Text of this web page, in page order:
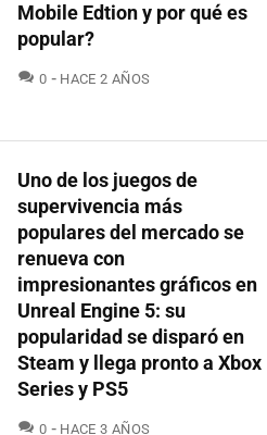
Mobile Edtion y por qué es
popular?
0 COMENTARIOS
HACE 2 AÑOS
Uno de los juegos de
supervivencia más
populares del mercado se
renueva con
impresionantes gráficos en
Unreal Engine 5: su
popularidad se disparó en
Steam y llega pronto a Xbox
Series y PS5
0 COMENTARIOS
HACE 3 AÑOS